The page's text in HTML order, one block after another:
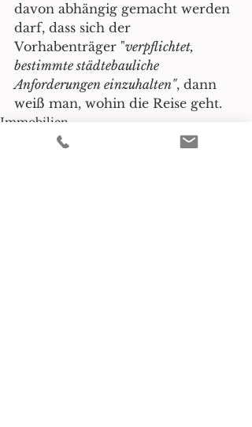
davon abhängig gemacht werden
darf, dass sich der
Vorhabenträger "verpflichtet,
bestimmte städtebauliche
Anforderungen einzuhalten", dann
weiß man, wohin die Reise geht.
Immobilien